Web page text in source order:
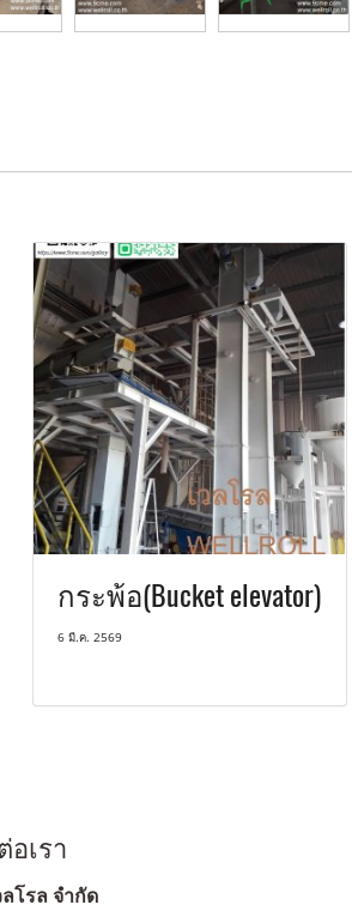
กระพ้อ(Bucket elevator)
6 มี.ค. 2569
อเรา
โรล จำกัด